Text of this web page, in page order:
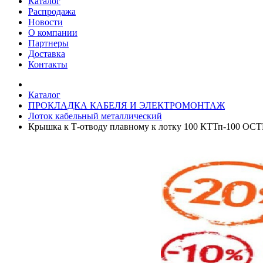
Распродажа
Новости
О компании
Партнеры
Доставка
Контакты
Каталог
ПРОКЛАДКА КАБЕЛЯ И ЭЛЕКТРОМОНТАЖ
Лоток кабельный металлический
Крышка к Т-отводу плавному к лотку 100 КТТп-100